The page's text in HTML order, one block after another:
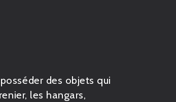
des objets qui
les hangars,